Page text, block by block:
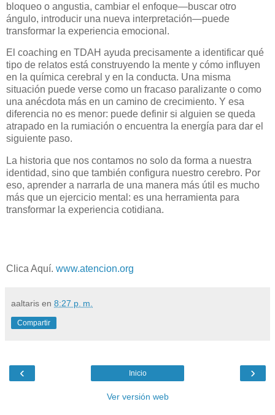
bloqueo o angustia, cambiar el enfoque—buscar otro
ángulo, introducir una nueva interpretación—puede
transformar la experiencia emocional.
El coaching en TDAH ayuda precisamente a identificar qué
tipo de relatos está construyendo la mente y cómo influyen
en la química cerebral y en la conducta. Una misma
situación puede verse como un fracaso paralizante o como
una anécdota más en un camino de crecimiento. Y esa
diferencia no es menor: puede definir si alguien se queda
atrapado en la rumiación o encuentra la energía para dar el
siguiente paso.
La historia que nos contamos no solo da forma a nuestra
identidad, sino que también configura nuestro cerebro. Por
eso, aprender a narrarla de una manera más útil es mucho
más que un ejercicio mental: es una herramienta para
transformar la experiencia cotidiana.
Clica Aquí. www.atencion.org
aaltaris en 8:27 p. m.
Compartir
‹ ›
Inicio
Ver versión web